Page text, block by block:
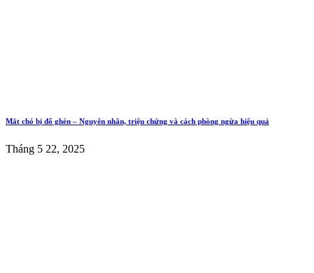
Mắt chó bị đổ ghèn – Nguyên nhân, triệu chứng và cách phòng ngừa hiệu quả
Tháng 5 22, 2025